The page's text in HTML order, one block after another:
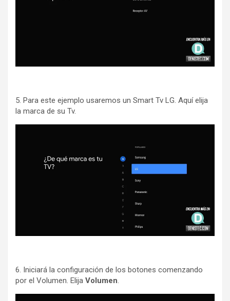
5. Para este ejemplo usaremos un Smart Tv LG. Aquí elija
la marca de su Tv.
6. Iniciará la configuración de los botones comenzando
por el Volumen. Elija Volumen.